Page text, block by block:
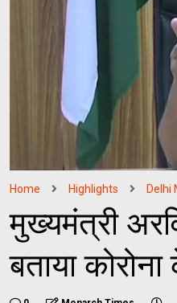
Home Highlights Delhi
मुख्यमंत्री
बताया